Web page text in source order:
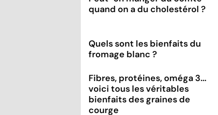
quand on a du cholestérol ?
Quels sont les bienfaits du
fromage blanc ?
Fibres, protéines, oméga 3...
voici tous les véritables
bienfaits des graines de
courge